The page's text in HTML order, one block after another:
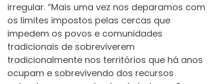
irregular. “Mais uma vez nos deparamos com
os limites impostos pelas cercas que
impedem os povos e comunidades
tradicionais de sobreviverem
tradicionalmente nos territórios que há anos
ocupam e sobrevivendo dos recursos